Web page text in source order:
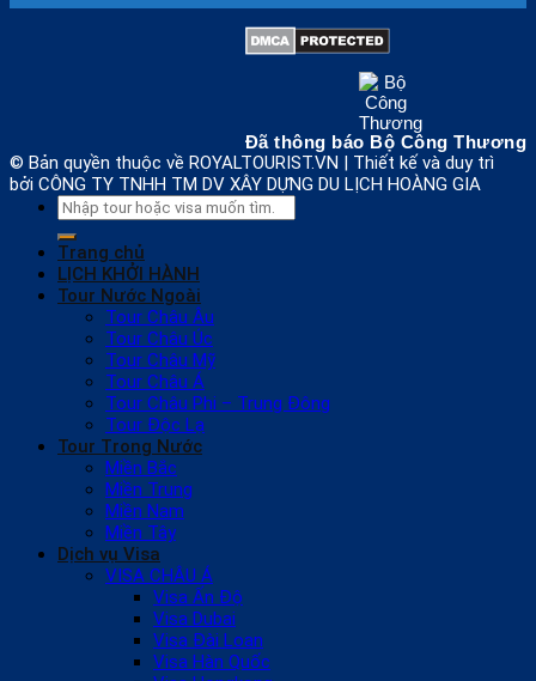
Đã thông báo Bộ Công Thương
© Bản quyền thuộc về ROYALTOURIST.VN | Thiết kế và duy trì
bởi CÔNG TY TNHH TM DV XÂY DỰNG DU LỊCH HOÀNG GIA
Search
for:
Trang chủ
LỊCH KHỞI HÀNH
Tour Nước Ngoài
Tour Châu Âu
Tour Châu Úc
Tour Châu Mỹ
Tour Châu Á
Tour Châu Phi – Trung Đông
Tour Độc Lạ
Tour Trong Nước
Miền Bắc
Miền Trung
Miền Nam
Miền Tây
Dịch vụ Visa
VISA CHÂU Á
Visa Ấn Độ
Visa Dubai
Visa Đài Loan
Visa Hàn Quốc